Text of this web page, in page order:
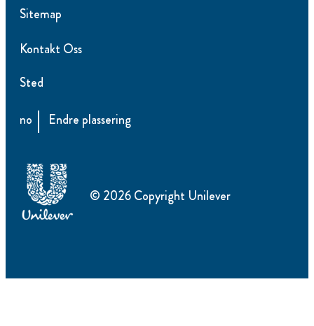
Endre Instillinger
Sitemap
Kontakt Oss
Sted